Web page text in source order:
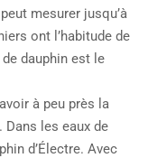
mesurer jusqu’à
ont l’habitude de
dauphin est le
à peu près la
Dans les eaux de
d’Électre. Avec